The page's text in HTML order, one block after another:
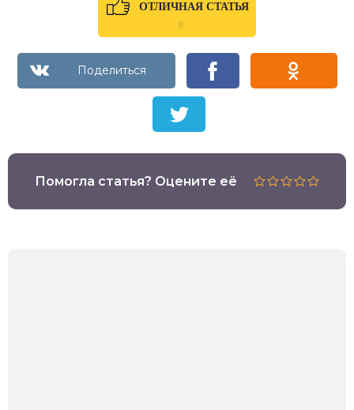
ОТЛИЧНАЯ СТАТЬЯ
0
Помогла статья? Оцените её